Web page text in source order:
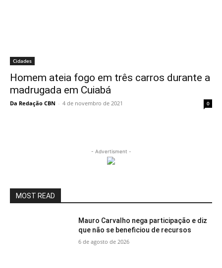
Cidades
Homem ateia fogo em três carros durante a
madrugada em Cuiabá
Da Redação CBN - 4 de novembro de 2021 0
- Advertisment -
MOST READ
Mauro Carvalho nega participação e diz
que não se beneficiou de recursos
6 de agosto de 2026